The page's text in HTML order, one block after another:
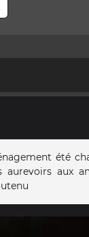
été
aurevoirs aux